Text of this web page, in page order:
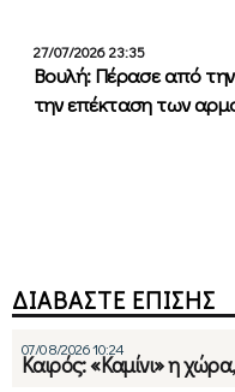
27/07/2026 23:35
Βουλή: Πέρασε από
την επέκταση των
ΔΙΑΒΑΣΤΕ ΕΠΙΣΗΣ
07/08/2026 10:24
Καιρός: «Καμίνι» η